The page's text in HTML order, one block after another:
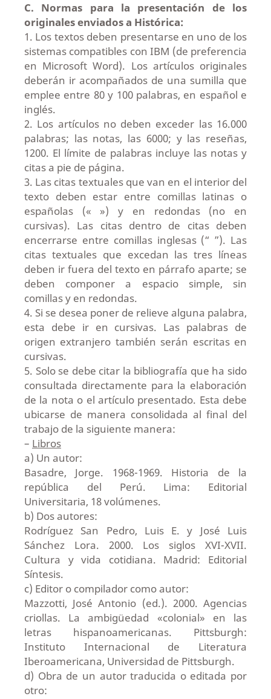
C. Normas para la presentación de los
originales enviados a Histórica:
1. Los textos deben presentarse en uno de los
sistemas compatibles con IBM (de preferencia
en Microsoft Word). Los artículos originales
deberán ir acompañados de una sumilla que
emplee entre 80 y 100 palabras, en español e
inglés.
2. Los artículos no deben exceder las 16.000
palabras; las notas, las 6000; y las reseñas,
1200. El límite de palabras incluye las notas y
citas a pie de página.
3. Las citas textuales que van en el interior del
texto deben estar entre comillas latinas o
españolas (« ») y en redondas (no en
cursivas). Las citas dentro de citas deben
encerrarse entre comillas inglesas (“ ”). Las
citas textuales que excedan las tres líneas
deben ir fuera del texto en párrafo aparte; se
deben componer a espacio simple, sin
comillas y en redondas.
4. Si se desea poner de relieve alguna palabra,
esta debe ir en cursivas. Las palabras de
origen extranjero también serán escritas en
cursivas.
5. Solo se debe citar la bibliografía que ha sido
consultada directamente para la elaboración
de la nota o el artículo presentado. Esta debe
ubicarse de manera consolidada al final del
trabajo de la siguiente manera:
– Libros
a) Un autor:
Basadre, Jorge. 1968-1969. Historia de la
república del Perú. Lima: Editorial
Universitaria, 18 volúmenes.
b) Dos autores:
Rodríguez San Pedro, Luis E. y José Luis
Sánchez Lora. 2000. Los siglos XVI-XVII.
Cultura y vida cotidiana. Madrid: Editorial
Síntesis.
c) Editor o compilador como autor:
Mazzotti, José Antonio (ed.). 2000. Agencias
criollas. La ambigüedad «colonial» en las
letras hispanoamericanas. Pittsburgh:
Instituto Internacional de Literatura
Iberoamericana, Universidad de Pittsburgh.
d) Obra de un autor traducida o editada por
otro: